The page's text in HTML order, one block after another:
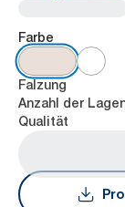
Farbe
Falzung
Anzahl der
Qualität